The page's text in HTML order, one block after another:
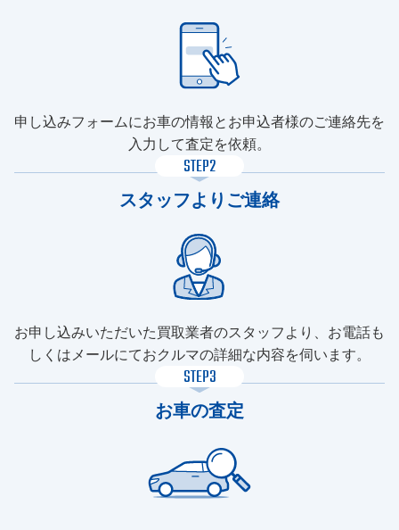
申し込みフォームにお車の情報とお申込者様のご連絡先を
入力して査定を依頼。
STEP2
スタッフよりご連絡
お申し込みいただいた買取業者のスタッフより、お電話も
しくはメールにておクルマの詳細な内容を伺います。
STEP3
お車の査定